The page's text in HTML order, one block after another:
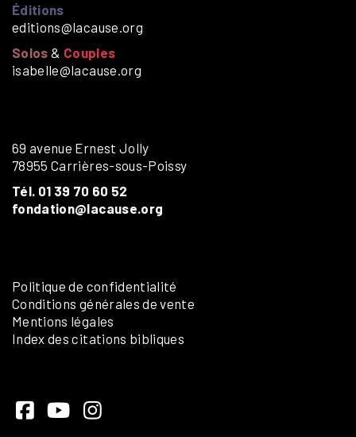
Éditions
editions@lacause.org
Solos & Couples
isabelle@lacause.org
69 avenue Ernest Jolly
78955 Carrières-sous-Poissy
Tél. 01 39 70 60 52
fondation@lacause.org
Politique de confidentialité
Conditions générales de vente
Mentions légales
Index des citations bibliques